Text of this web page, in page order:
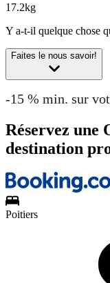
17.2kg
Y a-t-il quelque chose
Faites le nous savoir!
-15 % min. sur
Réservez une
destination
Poitiers